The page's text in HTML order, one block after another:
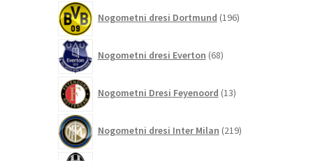
Nogometni dresi Dortmund 196izdelkov
Nogometni dresi Everton 68izdelkov
Nogometni Dresi Feyenoord 13izdelkov
Nogometni dresi Inter Milan 219izdelkov